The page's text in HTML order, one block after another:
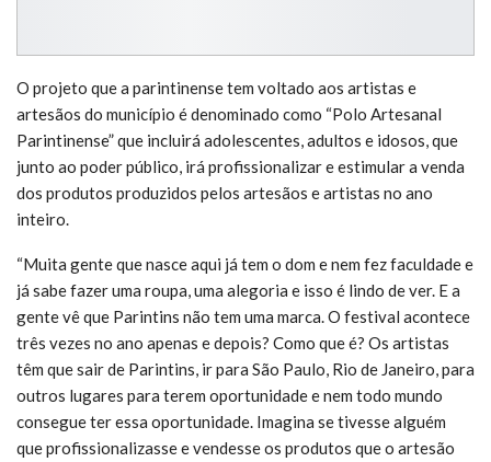
O projeto que a parintinense tem voltado aos artistas e
artesãos do município é denominado como “Polo Artesanal
Parintinense” que incluirá adolescentes, adultos e idosos, que
junto ao poder público, irá profissionalizar e estimular a venda
dos produtos produzidos pelos artesãos e artistas no ano
inteiro.
“Muita gente que nasce aqui já tem o dom e nem fez faculdade e
já sabe fazer uma roupa, uma alegoria e isso é lindo de ver. E a
gente vê que Parintins não tem uma marca. O festival acontece
três vezes no ano apenas e depois? Como que é? Os artistas
têm que sair de Parintins, ir para São Paulo, Rio de Janeiro, para
outros lugares para terem oportunidade e nem todo mundo
consegue ter essa oportunidade. Imagina se tivesse alguém
que profissionalizasse e vendesse os produtos que o artesão